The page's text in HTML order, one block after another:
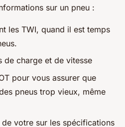
sur un pneu :
les TWI, quand il est temps
de charge et de vitesse
pour vous assurer que
pneus trop vieux, même
votre sur les spécifications